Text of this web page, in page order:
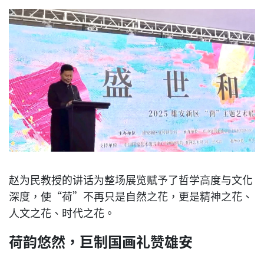
赵为民教授的讲话为整场展览赋予了哲学高度与文化
深度，使“荷”不再只是自然之花，更是精神之花、
人文之花、时代之花。
荷韵悠然，巨制国画礼赞雄安